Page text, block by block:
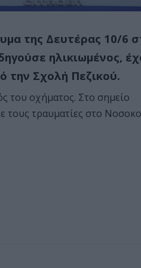
της Δευτέρας 10/6
ηλικιωμένος,
την Σχολή Πεζικού.
του οχήματος. Στο σημείο
τους τραυματίες στο